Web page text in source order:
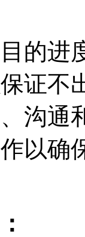
的进
证不
沟通
以确